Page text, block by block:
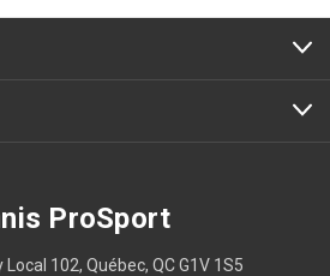
ProSport
102, Québec, QC G1V 1S5